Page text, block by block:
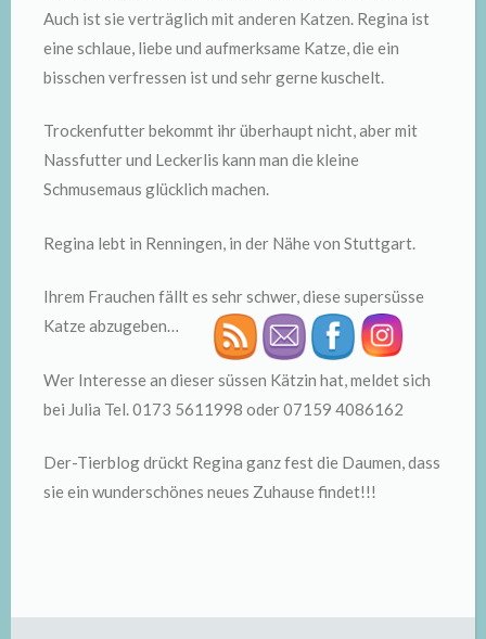
Auch ist sie verträglich mit anderen Katzen. Regina ist
eine schlaue, liebe und aufmerksame Katze, die ein
bisschen verfressen ist und sehr gerne kuschelt.
Trockenfutter bekommt ihr überhaupt nicht, aber mit
Nassfutter und Leckerlis kann man die kleine
Schmusemaus glücklich machen.
Regina lebt in Renningen, in der Nähe von Stuttgart.
Ihrem Frauchen fällt es sehr schwer, diese supersüsse
Katze abzugeben…
Wer Interesse an dieser süssen Kätzin hat, meldet sich
bei Julia Tel. 0173 5611998 oder 07159 4086162
Der-Tierblog drückt Regina ganz fest die Daumen, dass
sie ein wunderschönes neues Zuhause findet!!!